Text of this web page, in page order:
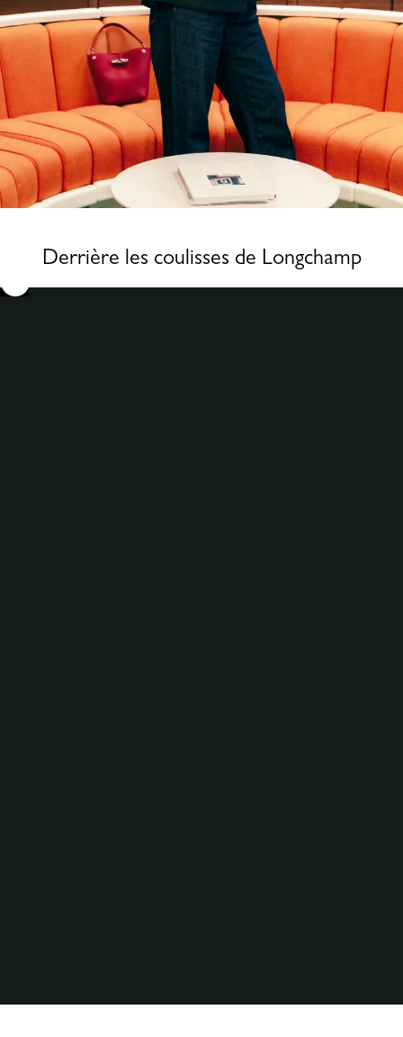
Derrière les coulisses de Longchamp